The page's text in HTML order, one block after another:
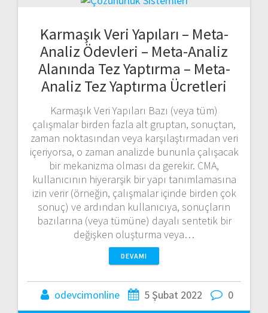
Karmaşık Veri Yapıları – Meta-
Analiz Ödevleri – Meta-Analiz
Alanında Tez Yaptırma – Meta-
Analiz Tez Yaptırma Ücretleri
Karmaşık Veri Yapıları Bazı (veya tüm)
çalışmalar birden fazla alt gruptan, sonuçtan,
zaman noktasından veya karşılaştırmadan veri
içeriyorsa, o zaman analizde bununla çalışacak
bir mekanizma olması da gerekir. CMA,
kullanıcının hiyerarşik bir yapı tanımlamasına
izin verir (örneğin, çalışmalar içinde birden çok
sonuç) ve ardından kullanıcıya, sonuçların
bazılarına (veya tümüne) dayalı sentetik bir
değişken oluşturma veya…
DEVAMI
odevcimonline 5 Şubat 2022 0